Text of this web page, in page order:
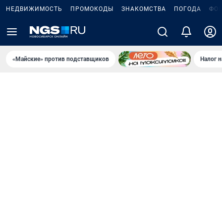
НЕДВИЖИМОСТЬ ПРОМОКОДЫ ЗНАКОМСТВА ПОГОДА
«Майские» против подставщиков Налог